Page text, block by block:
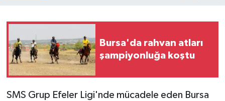
Bursa'da rahvan atları
şampiyonluğa koştu
SMS Grup Efeler Ligi'nde mücadele eden Bursa